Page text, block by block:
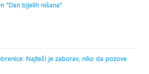
"Dan bijelih nišana"
Najteži je zaborav, niko da pozove